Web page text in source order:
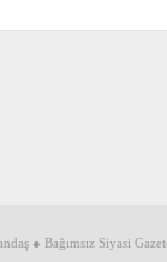
● Bağımsız Siyasi